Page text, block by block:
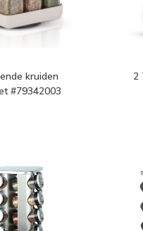
kruiden
#79342003
2